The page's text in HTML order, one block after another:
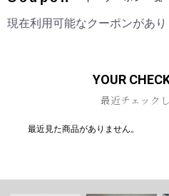
現在利用可能なクーポンがあり
YOUR
最近チェック
最近見た商品がありません。